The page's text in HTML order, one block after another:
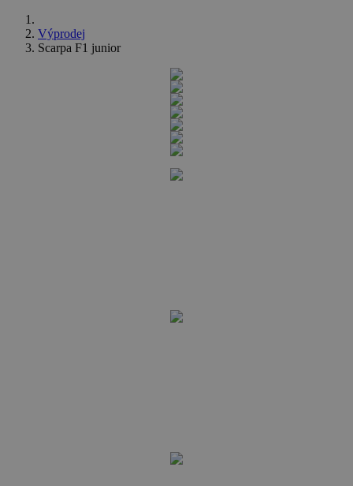
Výprodej
Scarpa F1 junior